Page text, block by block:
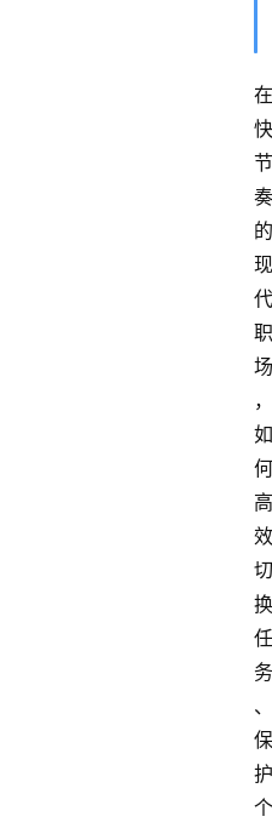
在
快
节
奏
的
现
代
职
场
，
如
何
高
效
切
换
任
务
、
保
护
个